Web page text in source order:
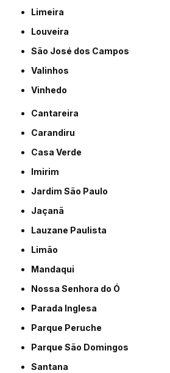
Limeira
Louveira
São José dos Campos
Valinhos
Vinhedo
Cantareira
Carandiru
Casa Verde
Imirim
Jardim São Paulo
Jaçanã
Lauzane Paulista
Limão
Mandaqui
Nossa Senhora do Ó
Parada Inglesa
Parque Peruche
Parque São Domingos
Santana